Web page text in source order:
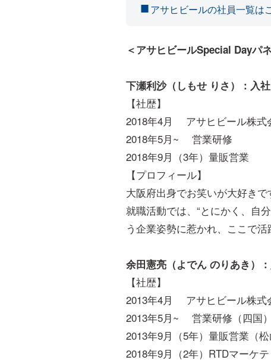
アサヒビールの社員一覧は
＜アサヒビールSpecial Dayパ
下瀬利沙（しもせ りさ）：入
【社歴】
2018年4月 アサヒビール株式
2018年5月~ 営業研修
2018年9月（3年）量販営業
【プロフィール】
大阪府出身でお笑いが大好き
就職活動では、“とにかく、自
う企業姿勢に惹かれ、ここで
余田憲亮（よでん のりあき）
【社歴】
2013年4月 アサヒビール株式
2013年5月~ 営業研修（四国）
2013年9月（5年）量販営業（松
2018年9月（2年）RTDマーケ